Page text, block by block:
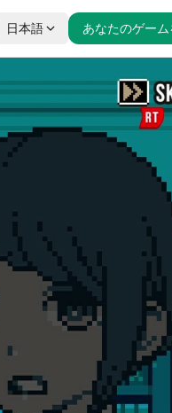
日本語 あなたのゲーム